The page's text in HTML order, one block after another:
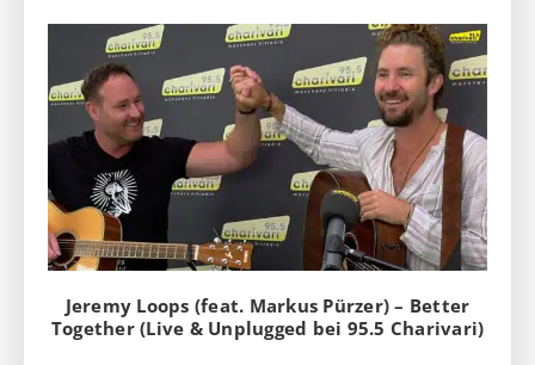
Jeremy Loops (feat. Markus Pürzer) – Better
Together (Live & Unplugged bei 95.5 Charivari)